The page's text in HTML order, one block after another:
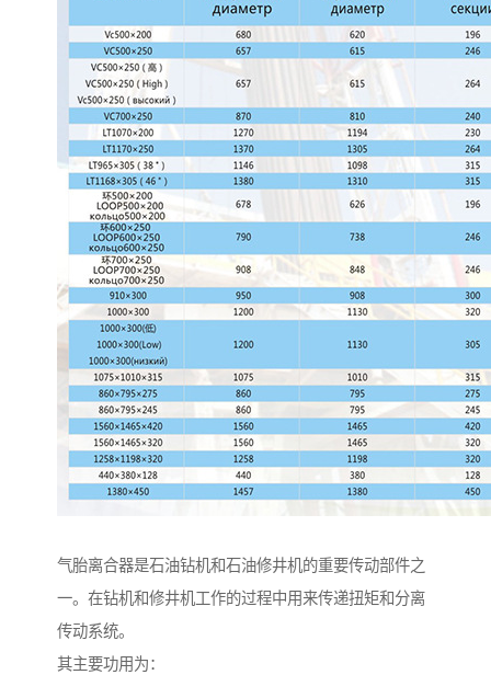
气胎离合器是石油钻机和石油修井机的重要传动部件之
一。在钻机和修井机工作的过程中用来传递扭矩和分离
传动系统。
其主要功用为：